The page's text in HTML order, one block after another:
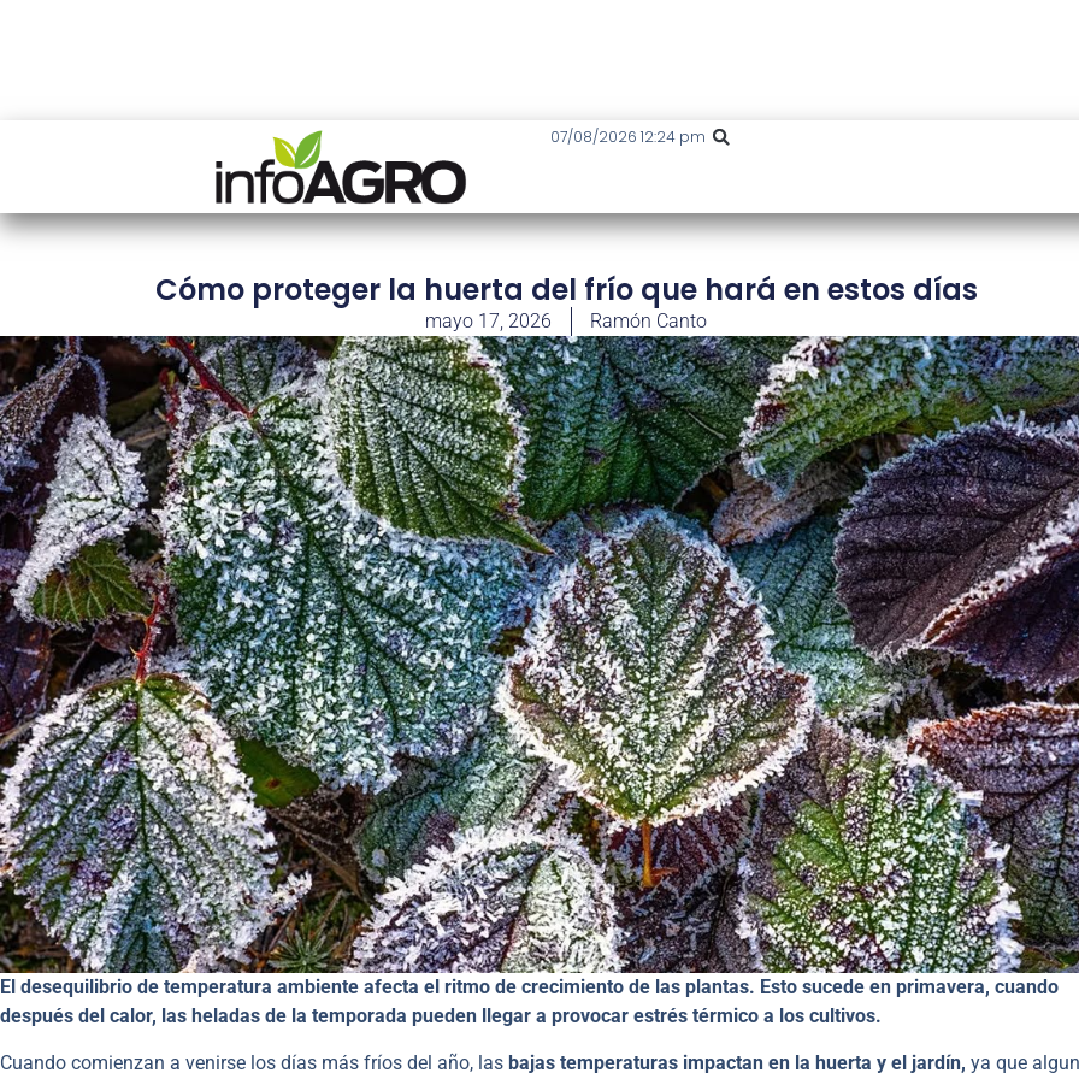
07/08/2026 12:24 pm
Cómo proteger la huerta del frío que hará en estos días
mayo 17, 2026 Ramón Canto
El desequilibrio de temperatura ambiente afecta el ritmo de crecimiento de las plantas. Esto sucede en primavera, cuando
después del calor, las heladas de la temporada pueden llegar a provocar estrés térmico a los cultivos.
Cuando comienzan a venirse los días más fríos del año, las bajas temperaturas impactan en la huerta y el jardín, ya que